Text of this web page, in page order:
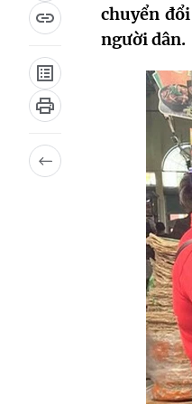
chuyển
người dân.